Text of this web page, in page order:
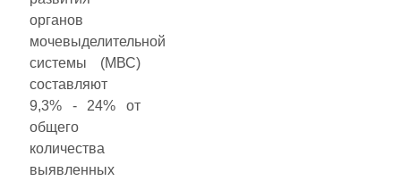
органов
мочевыделительной
системы (МВС)
составляют
9,3% - 24% от
общего
количества
выявленных